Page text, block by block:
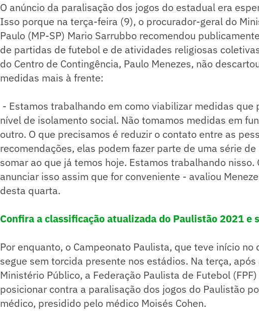
O anúncio da paralisação dos jogos do estadual era
Isso porque na terça-feira (9), o procurador-geral do
Paulo (MP-SP) Mario Sarrubbo recomendou
de partidas de futebol e de atividades religiosas
do Centro de Contingência, Paulo Menezes, não
medidas mais à frente:
- Estamos trabalhando em como viabilizar medidas que
nível de isolamento social. Não tomamos medidas em
outro. O que precisamos é reduzir o contato entre as
recomendações, elas podem fazer parte de uma série
somar ao que já temos hoje. Estamos trabalhando nisso.
anunciar isso assim que for conveniente - avaliou
desta quarta.
Confira a classificação atualizada do Paulistão 2021 e
Por enquanto, o Campeonato Paulista, que teve início no
segue sem torcida presente nos estádios. Na terça,
Ministério Público, a Federação Paulista de Futebol
posicionar contra a paralisação dos jogos do Paulistão
médico, presidido pelo médico Moisés Cohen.